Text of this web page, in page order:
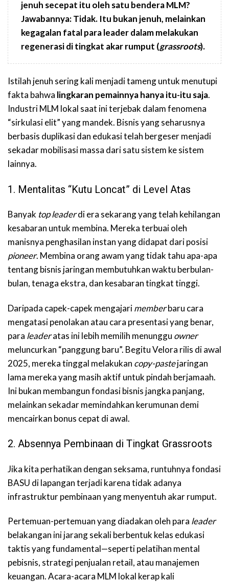
jenuh secepat itu oleh satu bendera MLM?
Jawabannya: Tidak. Itu bukan jenuh, melainkan
kegagalan fatal para leader dalam melakukan
regenerasi di tingkat akar rumput (grassroots).
Istilah jenuh sering kali menjadi tameng untuk menutupi
fakta bahwa lingkaran pemainnya hanya itu-itu saja.
Industri MLM lokal saat ini terjebak dalam fenomena
“sirkulasi elit” yang mandek. Bisnis yang seharusnya
berbasis duplikasi dan edukasi telah bergeser menjadi
sekadar mobilisasi massa dari satu sistem ke sistem
lainnya.
1. Mentalitas “Kutu Loncat” di Level Atas
Banyak top leaderdi era sekarang yang telah kehilangan
kesabaran untuk membina. Mereka terbuai oleh
manisnya penghasilan instan yang didapat dari posisi
pioneer. Membina orang awam yang tidak tahu apa-apa
tentang bisnis jaringan membutuhkan waktu berbulan-
bulan, tenaga ekstra, dan kesabaran tingkat tinggi.
Daripada capek-capek mengajarimemberbaru cara
mengatasi penolakan atau cara presentasi yang benar,
para leaderatas ini lebih memilih menunggu owner
meluncurkan “panggung baru”. Begitu Velora rilis di awal
2025, mereka tinggal melakukan copy-pastejaringan
lama mereka yang masih aktif untuk pindah berjamaah.
Ini bukan membangun fondasi bisnis jangka panjang,
melainkan sekadar memindahkan kerumunan demi
mencairkan bonus cepat di awal.
2. Absennya Pembinaan di Tingkat Grassroots
Jika kita perhatikan dengan seksama, runtuhnya fondasi
BASU di lapangan terjadi karena tidak adanya
infrastruktur pembinaan yang menyentuh akar rumput.
Pertemuan-pertemuan yang diadakan oleh para leader
belakangan ini jarang sekali berbentuk kelas edukasi
taktis yang fundamental—seperti pelatihan mental
pebisnis, strategi penjualan retail, atau manajemen
keuangan. Acara-acara MLM lokal kerap kali